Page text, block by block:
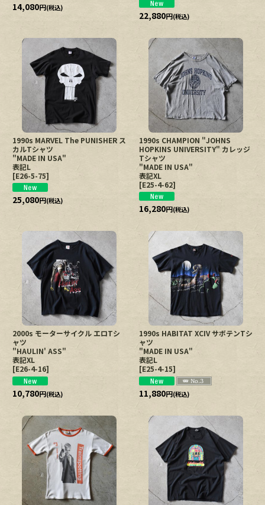
14,080円(税込)
22,880円(税込)
1990s MARVEL The PUNISHER ス
カルTシャツ
"MADE IN USA"
表記L
[E26-5-75]
25,080円(税込)
1990s CHAMPION "JOHNS
HOPKINS UNIVERSITY" カレッジ
Tシャツ
"MADE IN USA"
表記XL
[E25-4-62]
16,280円(税込)
2000s モーターサイクル エロTシ
ャツ
"HAULIN' ASS"
表記XL
[E26-4-16]
10,780円(税込)
1990s HABITAT XCIV サボテンTシ
ャツ
"MADE IN USA"
表記L
[E25-4-15]
11,880円(税込)